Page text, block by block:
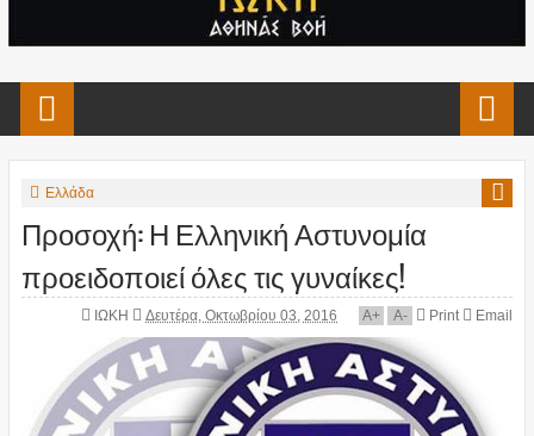
Ελλάδα
Προσοχή: Η Ελληνική Αστυνομία
προειδοποιεί όλες τις γυναίκες!
ΙΩΚΗ Δευτέρα, Οκτωβρίου 03, 2016 A+ A- Print Email